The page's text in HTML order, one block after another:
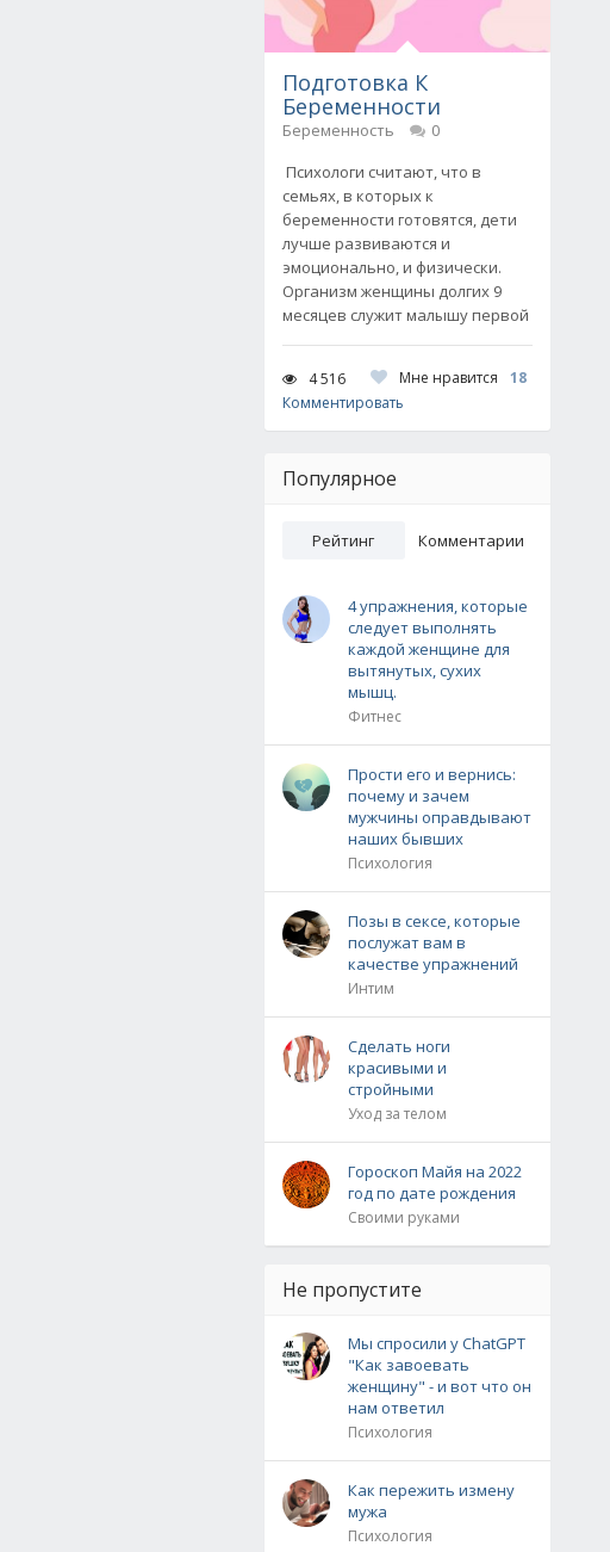
Подготовка К
Беременности
Беременность
0
Психологи считают, что в
семьях, в которых к
беременности готовятся, дети
лучше развиваются и
эмоционально, и физически.
Организм женщины долгих 9
месяцев служит малышу первой
4 516 Мне нравится
18
Комментировать
Популярное
Рейтинг Комментарии
4 упражнения, которые
следует выполнять
каждой женщине для
вытянутых, сухих
мышц.
Фитнес
Прости его и вернись:
почему и зачем
мужчины оправдывают
наших бывших
Психология
Позы в сексе, которые
послужат вам в
качестве упражнений
Интим
Сделать ноги
красивыми и
стройными
Уход за телом
Гороскоп Майя на 2022
год по дате рождения
Своими руками
Не пропустите
Мы спросили у ChatGPT
"Как завоевать
женщину" - и вот что он
нам ответил
Психология
Как пережить измену
мужа
Психология